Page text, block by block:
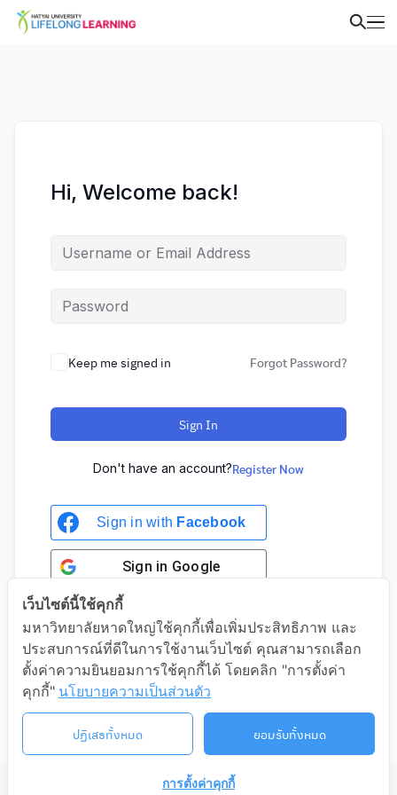
Hi, Welcome back!
Keep me signed in Forgot Password?
Sign In
Don't have an account?Register Now
Sign in with Facebook
Sign in Google
Sign in with Google
©2026 LIFELONG.HU.AC.TH. ALL RIGHTS RESERVED.
เว็บไซต์นี้ใช้คุกกี้
มหาวิทยาลัยหาดใหญ่ใช้คุกกี้เพื่อเพิ่มประสิทธิภาพ และ
ประสบการณ์ที่ดีในการใช้งานเว็บไซต์ คุณสามารถเลือก
ตั้งค่าความยินยอมการใช้คุกกี้ได้ โดยคลิก "การตั้งค่า
คุกกี้" นโยบายความเป็นส่วนตัว
ปฏิเสธทั้งหมด ยอมรับทั้งหมด
การตั้งค่าคุกกี้